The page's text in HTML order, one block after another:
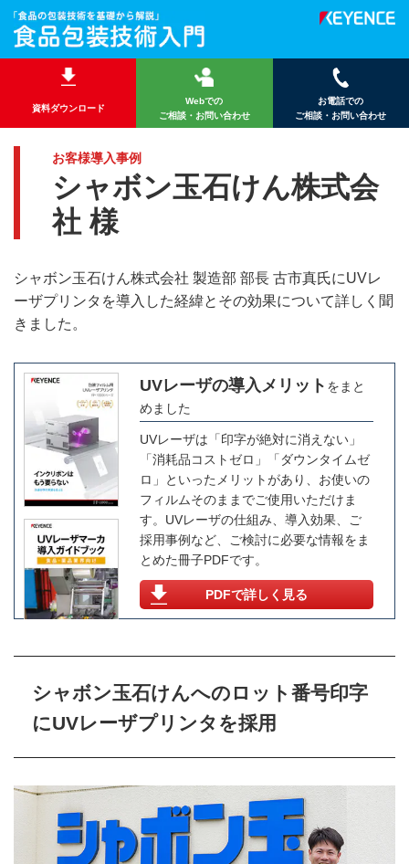
資料ダウンロード
Webでの
ご相談・お問い合わせ
お電話での
ご相談・お問い合わせ
お客様導入事例
シャボン玉石けん株式会
社 様
シャボン玉石けん株式会社 製造部 部長 古市真氏にUVレ
ーザプリンタを導入した経緯とその効果について詳しく聞
きました。
UVレーザの導入メリット をまと
めました
UVレーザは「印字が絶対に消えない」
「消耗品コストゼロ」「ダウンタイムゼ
ロ」といったメリットがあり、お使いの
フィルムそのままでご使用いただけま
す。UVレーザの仕組み、導入効果、ご
採用事例など、ご検討に必要な情報をま
とめた冊子PDFです。
PDFで詳しく見る
シャボン玉石けんへのロット番号印字
にUVレーザプリンタを採用